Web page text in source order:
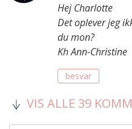
Hej Charlotte
Det oplever jeg
du mon?
Kh Ann-Christine
besvar
VIS ALLE 39